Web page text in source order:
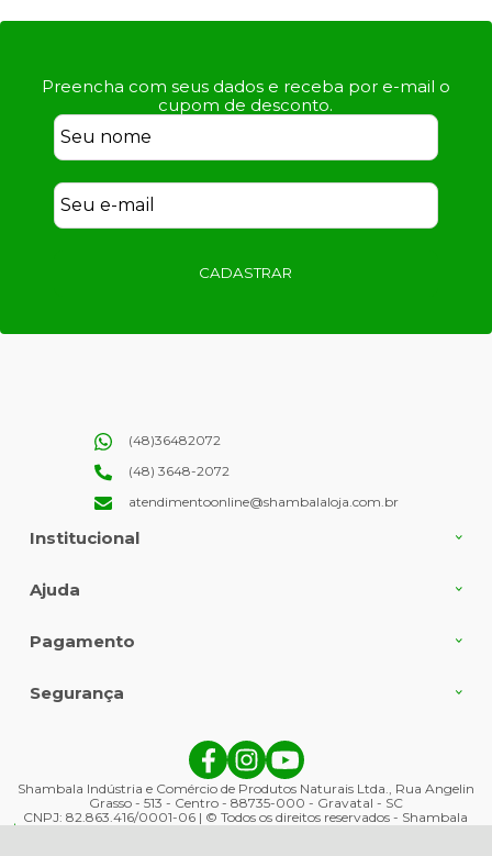
Preencha com seus dados e receba por e-mail o
cupom de desconto.
CADASTRAR
Institucional
Ajuda
(48)36482072
(48) 3648-2072
atendimentoonline@shambalaloja.com.br
Pagamento
Segurança
Shambala Indústria e Comércio de Produtos Naturais Ltda., Rua Angelin
Grasso - 513 - Centro - 88735-000 - Gravatal - SC
CNPJ: 82.863.416/0001-06 | © Todos os direitos reservados - Shambala
R$ 14,50